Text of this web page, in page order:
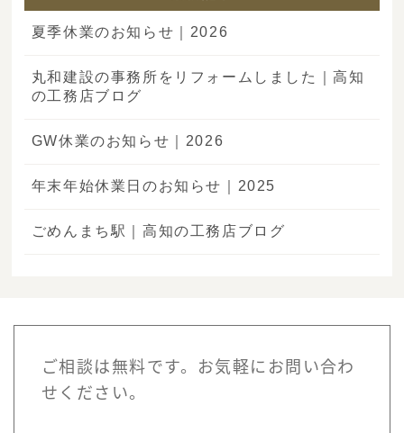
夏季休業のお知らせ｜2026
丸和建設の事務所をリフォームしました｜高知
の工務店ブログ
GW休業のお知らせ｜2026
年末年始休業日のお知らせ｜2025
ごめんまち駅｜高知の工務店ブログ
ご相談は無料です。お気軽にお問い合わ
せください。